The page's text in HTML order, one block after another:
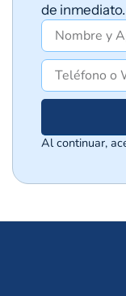
de inmediato.
Al continuar,